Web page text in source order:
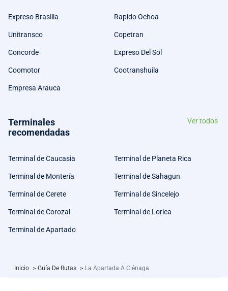
Expreso Brasilia Rapido Ochoa
Unitransco Copetran
Concorde Expreso Del Sol
Coomotor Cootranshuila
Empresa Arauca
Terminales
recomendadas
Ver todos
Terminal de Caucasia Terminal de Planeta Rica
Terminal de Montería Terminal de Sahagun
Terminal de Cerete Terminal de Sincelejo
Terminal de Corozal Terminal de Lorica
Terminal de Apartado
Inicio > Guía De Rutas > La Apartada A Ciénaga